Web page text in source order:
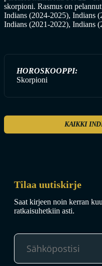
skorpioni. Rasmus on
Indians (2024-2025), Indians
Indians (2021-2022), Indians
HOROSKOOPPI:
Skorpioni
KAIKKI
Tilaa uutiskirje
Saat kirjeen noin kerran
ratkaisuhetkiin asti.